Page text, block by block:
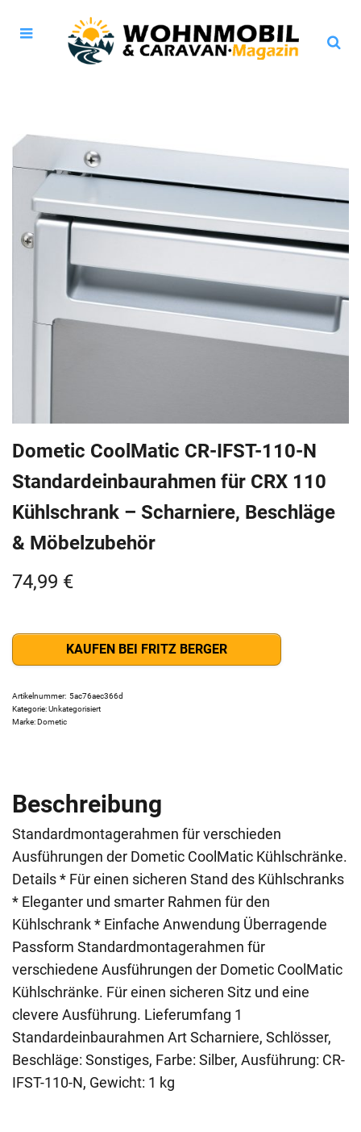
Dometic CoolMatic CR-IFST-110-N
Standardeinbaurahmen für CRX 110
Kühlschrank – Scharniere, Beschläge
& Möbelzubehör
74,99 €
KAUFEN BEI FRITZ BERGER
Artikelnummer: 5ac76aec366d
Kategorie:Unkategorisiert
Marke:Dometic
Beschreibung
Standardmontagerahmen für verschieden
Ausführungen der Dometic CoolMatic Kühlschränke.
Details * Für einen sicheren Stand des Kühlschranks
* Eleganter und smarter Rahmen für den
Kühlschrank * Einfache Anwendung Überragende
Passform Standardmontagerahmen für
verschiedene Ausführungen der Dometic CoolMatic
Kühlschränke. Für einen sicheren Sitz und eine
clevere Ausführung. Lieferumfang 1
Standardeinbaurahmen Art Scharniere, Schlösser,
Beschläge: Sonstiges, Farbe: Silber, Ausführung: CR-
IFST-110-N, Gewicht: 1 kg